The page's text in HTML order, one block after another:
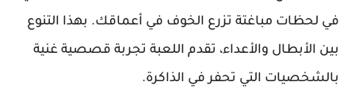
في لحظات مباغتة تزرع الخوف في أعماقك. بهذا التنوع
بين الأبطال والأعداء، تقدم اللعبة تجربة قصصية غنية
بالشخصيات التي تحفر في الذاكرة.